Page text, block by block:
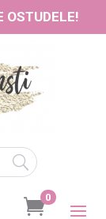
OSTUDELE!
0